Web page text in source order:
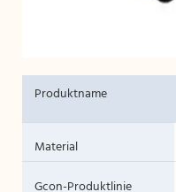
Produktname
Material
Gcon-Produktlinie